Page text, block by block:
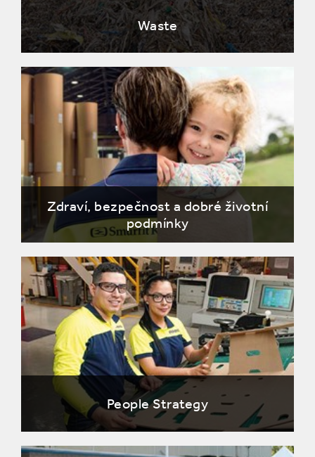
Waste
Zdraví, bezpečnost a dobré životní
podmínky
People Strategy